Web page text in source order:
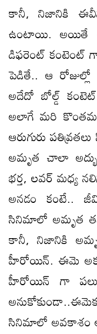
కానీ, నిజానికి
ఉంటాయి. అయితే
డిఫరెంట్ కంటెంట్
పెడితే.. ఆ రోజుల్లో
అదేదో బోల్డ్
అలాగే మరి
ఆరుగురు
అమృత చాలా
భర్త, లవర్ మధ్య
అనడం కంటే..
సినిమాలో అమృత తన
కానీ, నిజానికి
హీరోయిన్. ఈమె
హీరోయిన్ గా
సినిమాలో అవకాశం